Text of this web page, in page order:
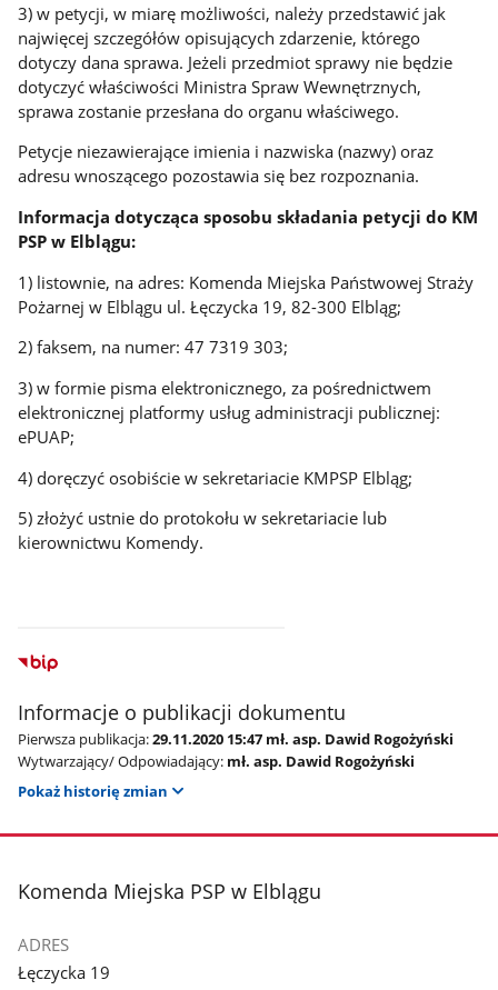
3) w petycji, w miarę możliwości, należy przedstawić jak
najwięcej szczegółów opisujących zdarzenie, którego
dotyczy dana sprawa. Jeżeli przedmiot sprawy nie będzie
dotyczyć właściwości Ministra Spraw Wewnętrznych,
sprawa zostanie przesłana do organu właściwego.
Petycje niezawierające imienia i nazwiska (nazwy) oraz
adresu wnoszącego pozostawia się bez rozpoznania.
Informacja dotycząca sposobu składania petycji do KM
PSP w Elblągu:
1) listownie, na adres: Komenda Miejska Państwowej Straży
Pożarnej w Elblągu ul. Łęczycka 19, 82-300 Elbląg;
2) faksem, na numer: 47 7319 303;
3) w formie pisma elektronicznego, za pośrednictwem
elektronicznej platformy usług administracji publicznej:
ePUAP;
4) doręczyć osobiście w sekretariacie KMPSP Elbląg;
5) złożyć ustnie do protokołu w sekretariacie lub
kierownictwu Komendy.
Informacje o publikacji dokumentu
Pierwsza publikacja:29.11.2020 15:47 mł. asp. Dawid Rogożyński
Wytwarzający/ Odpowiadający: mł. asp. Dawid Rogożyński
Pokaż historię zmian
stopka
Komenda Miejska PSP w Elblągu
ADRES
Łęczycka 19